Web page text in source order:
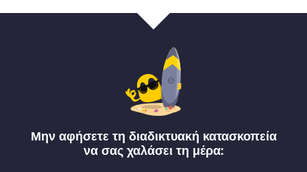
Μην αφήσετε τη διαδικτυακή κατασκοπεία
να σας χαλάσει τη μέρα: